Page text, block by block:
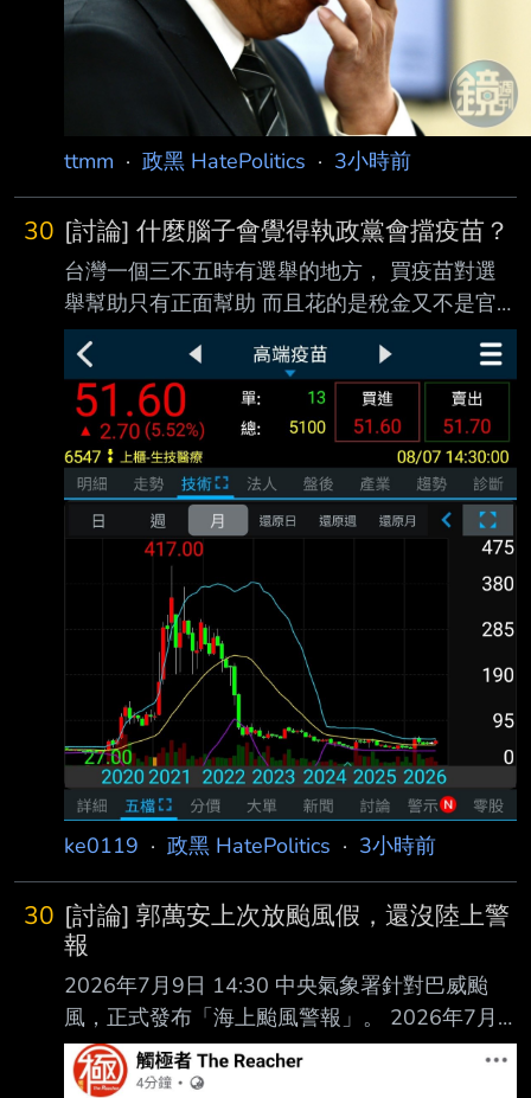
ttmm · 政黑 HatePolitics · 3小時前
30 [討論] 什麼腦子會覺得執政黨會擋疫苗？
台灣一個三不五時有選舉的地方， 買疫苗對選
舉幫助只有正面幫助 而且花的是稅金又不是官
員口袋 的錢，是什麼低能腦會在那邊喊 「執政
黨擋疫苗」？ 你們這種低能兒都知道買不到 疫
苗會掉票了，你們口中萬惡 的民進黨會不知道
嗎？ 要打買不到疫苗說真的也就算了， 台灣確
實面臨很難買到疫苗的問題， 打擋疫苗真的低
能兒一個。 北七 -- 台灣這麼多疫苗可以打， 有
差高端一支嗎？ 還是你是想說買斷了BNT的中
國 禁止中國人打BNT、AZ 莫德納， 只給你們打
柯腥疫苗嗎？ 擋疫苗只給你打高端的話 高端會
只有5%嗎？ 會像中國
ke0119 · 政黑 HatePolitics · 3小時前
30 [討論] 郭萬安上次放颱風假，還沒陸上警
報
2026年7月9日 14:30 中央氣象署針對巴威颱
風，正式發布「海上颱風警報」。 2026年7月9
日 20:00 郭萬安經「北北基桃」四市既有平台討
論達成共識後，正式宣布 7 月 10 日「停止上班